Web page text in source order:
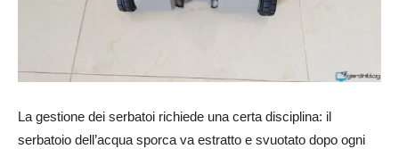
La gestione dei serbatoi richiede una certa disciplina: il
serbatoio dell’acqua sporca va estratto e svuotato dopo ogni